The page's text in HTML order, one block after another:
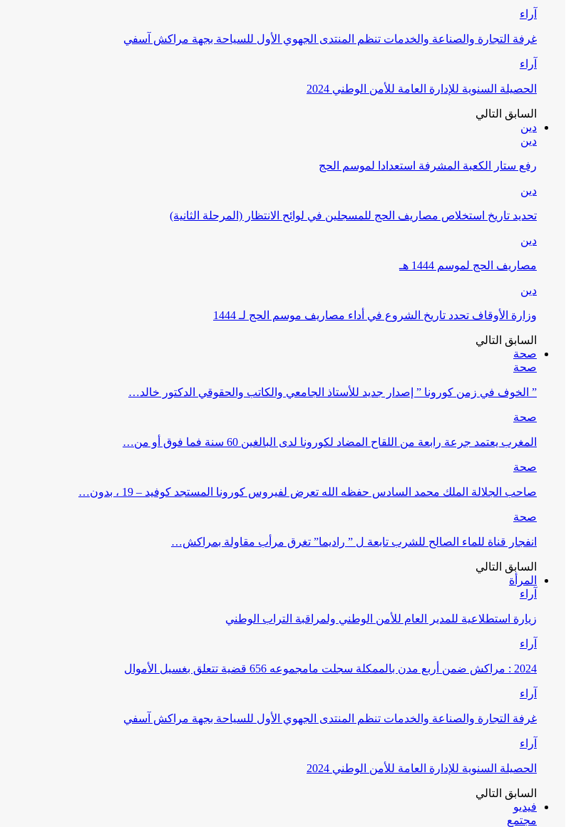
آراء
غرفة التجارة والصناعة والخدمات تنظم المنتدى الجهوي الأول للسياحة بجهة مراكش آسفي
آراء
الحصيلة السنوية للإدارة العامة للأمن الوطني 2024
السابق التالي
دين
دين
رفع ستار الكعبة المشرفة استعدادا لموسم الحج
دين
تحديد تاريخ استخلاص مصاريف الحج للمسجلين في لوائح الانتظار (المرحلة الثانية)
دين
مصاريف الحج لموسم 1444 هـ
دين
وزارة الأوقاف تحدد تاريخ الشروع في أداء مصاريف موسم الحج لـ 1444
السابق التالي
صحة
صحة
” الخوف في زمن كورونا ” إصدار جديد للأستاذ الجامعي والكاتب والحقوقي الدكتور خالد…
صحة
المغرب يعتمد جرعة رابعة من اللقاح المضاد لكورونا لدى البالغين 60 سنة فما فوق أو من…
صحة
صاحب الجلالة الملك محمد السادس حفظه الله تعرض لفيروس كورونا المستجد كوفيد – 19 ، بدون…
صحة
انفجار قناة للماء الصالح للشرب تابعة ل ” راديما” تغرق مرأب مقاولة بمراكش…
السابق التالي
المرأة
آراء
زيارة استطلاعية للمدير العام للأمن الوطني ولمراقبة التراب الوطني
آراء
2024 : مراكش ضمن أربع مدن بالممكلة سجلت مامجموعه 656 قضية تتعلق بغسيل الأموال
آراء
غرفة التجارة والصناعة والخدمات تنظم المنتدى الجهوي الأول للسياحة بجهة مراكش آسفي
آراء
الحصيلة السنوية للإدارة العامة للأمن الوطني 2024
السابق التالي
فيديو
مجتمع